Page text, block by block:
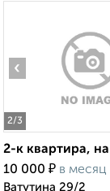
2/3
‹
2-к квартира,
10 000 ₽ в месяц
Ватутина 29/2